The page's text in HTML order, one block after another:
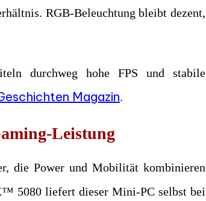
RGB-Beleuchtung bleibt dezent,
durchweg hohe FPS und stabile
Magazin.
Leistung
die Power und Mobilität kombinieren
5080 liefert dieser Mini-PC selbst bei